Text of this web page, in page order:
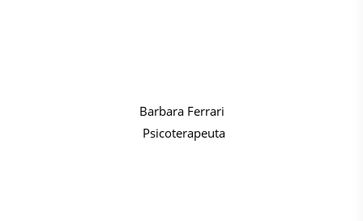
Barbara Ferrari
Psicoterapeuta